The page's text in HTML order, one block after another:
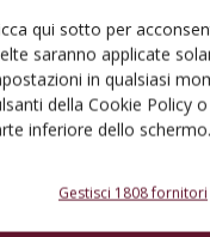
qui sotto per
saranno applicate
in qualsiasi
della Cookie Policy
inferiore dello schermo.
Gestisci 1808 fornitori
DiRedazione